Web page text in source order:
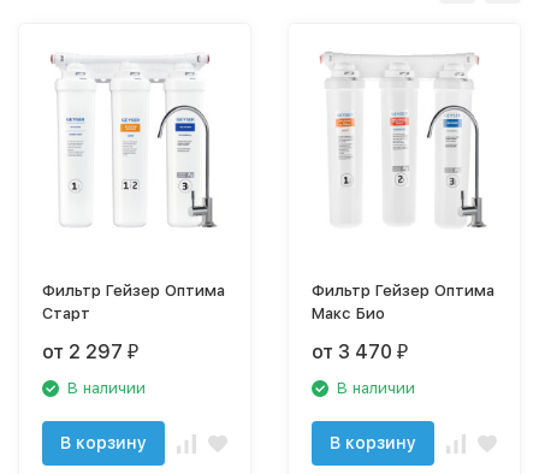
Фильтр Гейзер Оптима
Старт
от 2 297 ₽
В наличии
В корзину
Фильтр Гейзер Оптима
Макс Био
от 3 470 ₽
В наличии
В корзину